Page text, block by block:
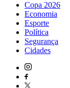
Copa 2026
Economia
Esporte
Política
Segurança
Cidades